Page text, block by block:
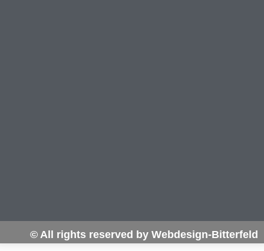
© All rights reserved by Webdesign-Bitterfeld